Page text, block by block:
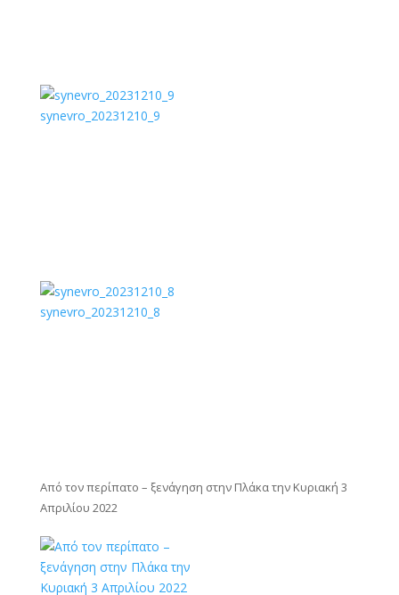
synevro_20231210_9
synevro_20231210_8
Από τον περίπατο – ξενάγηση στην Πλάκα την Κυριακή 3
Απριλίου 2022